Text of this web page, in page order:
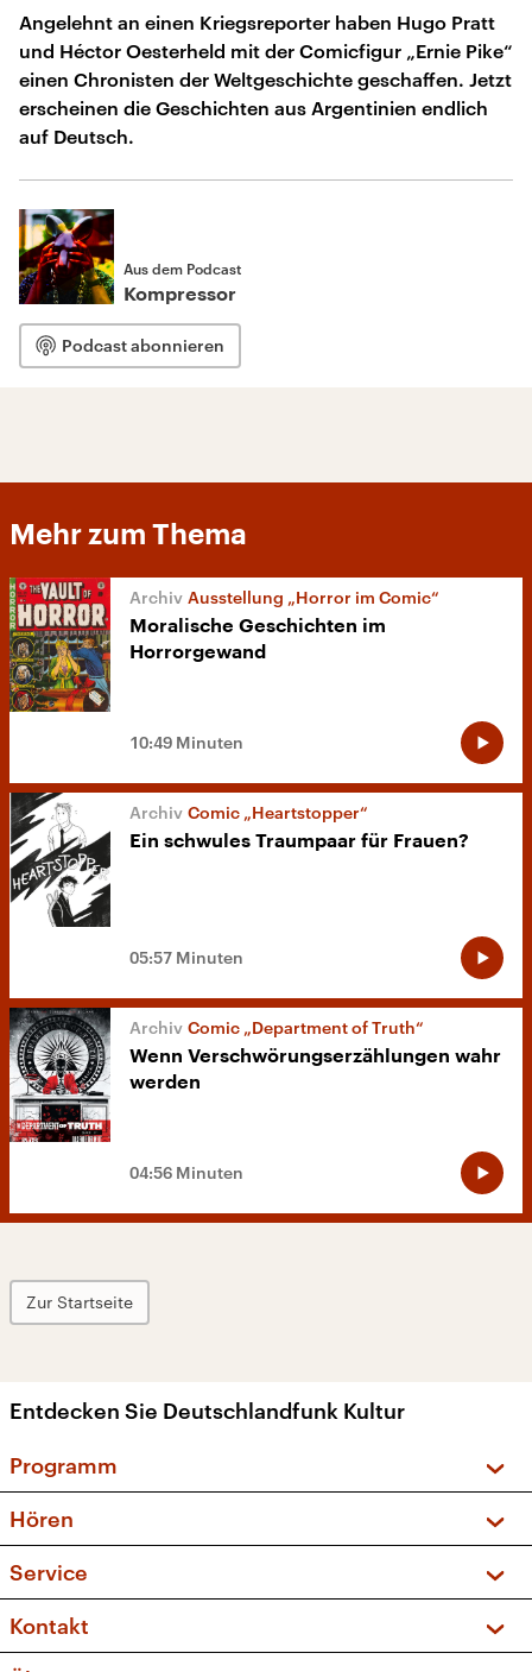
Angelehnt an einen Kriegsreporter haben Hugo Pratt
und Héctor Oesterheld mit der Comicfigur „Ernie Pike“
einen Chronisten der Weltgeschichte geschaffen. Jetzt
erscheinen die Geschichten aus Argentinien endlich
auf Deutsch.
Aus dem Podcast
Kompressor
Podcast abonnieren
Mehr zum Thema
Ausstellung „Horror im Comic“
Moralische Geschichten im
Horrorgewand
10:49 Minuten
Comic „Heartstopper“
Ein schwules Traumpaar für Frauen?
05:57 Minuten
Comic „Department of Truth“
Wenn Verschwörungserzählungen wahr
werden
04:56 Minuten
Zur Startseite
Entdecken Sie Deutschlandfunk Kultur
Programm
Sendungen und Podcasts
Musikliste
Kakadu – Das Kinderprogramm
Hören
Frequenzen (UKW + DAB+)
Service
FAQ
Apps
Kontakt